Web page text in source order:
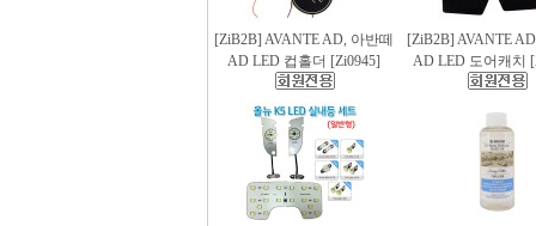
[ZiB2B] AVANTE AD, 아반떼
AD LED 컵홀더 [Zi0945]
[ZiB2B] AVANTE
AD LED 도어캐치